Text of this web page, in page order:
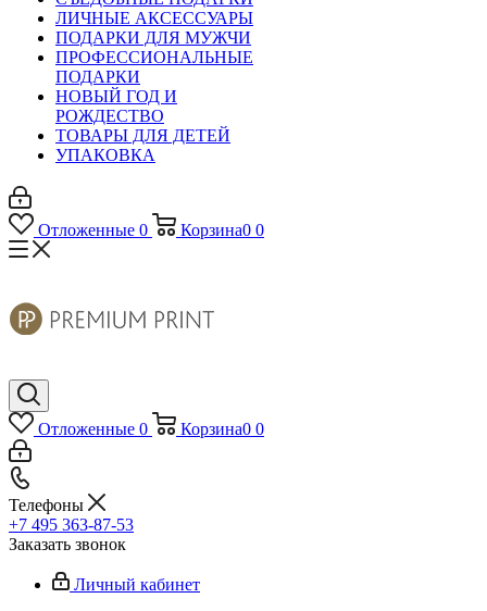
ЛИЧНЫЕ АКСЕССУАРЫ
ПОДАРКИ ДЛЯ МУЖЧИ
ПРОФЕССИОНАЛЬНЫЕ
ПОДАРКИ
НОВЫЙ ГОД И
РОЖДЕСТВО
ТОВАРЫ ДЛЯ ДЕТЕЙ
УПАКОВКА
Отложенные 0 Корзина0 0
Отложенные 0 Корзина0 0
Телефоны
+7 495 363-87-53
Заказать звонок
Личный кабинет